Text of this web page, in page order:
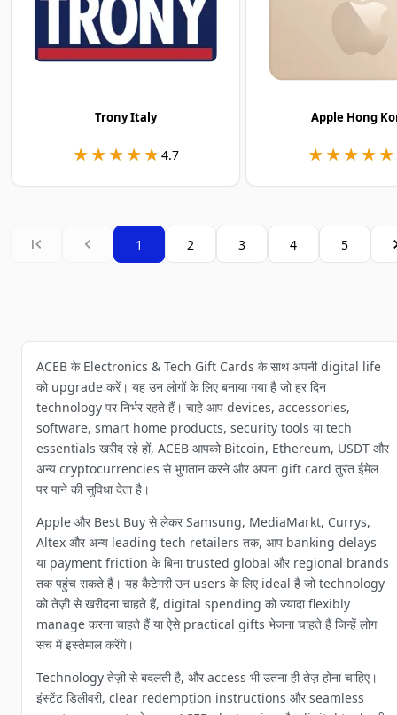
Trony Italy
★★★★★
★★★★★ 4.7
Apple Hong
★★★★★
★★★★★
1 2 3 4 5
ACEB के Electronics & Tech Gift Cards के साथ अपनी digital life
को upgrade करें। यह उन लोगों के लिए बनाया गया है जो हर दिन
technology पर निर्भर रहते हैं। चाहे आप devices, accessories,
software, smart home products, security tools या tech
essentials खरीद रहे हों, ACEB आपको Bitcoin, Ethereum, USDT और
अन्य cryptocurrencies से भुगतान करने और अपना gift card तुरंत ईमेल
पर पाने की सुविधा देता है।
Apple और Best Buy से लेकर Samsung, MediaMarkt, Currys,
Altex और अन्य leading tech retailers तक, आप banking delays
या payment friction के बिना trusted global और regional brands
तक पहुंच सकते हैं। यह कैटेगरी उन users के लिए ideal है जो technology
को तेज़ी से खरीदना चाहते हैं, digital spending को ज्यादा flexibly
manage करना चाहते हैं या ऐसे practical gifts भेजना चाहते हैं जिन्हें लोग
सच में इस्तेमाल करेंगे।
Technology तेज़ी से बदलती है, और access भी उतना ही तेज़ होना चाहिए।
इंस्टेंट डिलीवरी, clear redemption instructions और seamless